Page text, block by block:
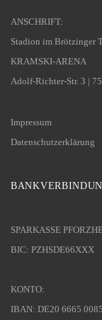
ANSCHRIFT:
Stadion im Brötzinger
KRAMSKI-ARENA
Adolf-Richter-Str. 3 |
Impressum
Datenschutzerklärung
SPARKASSE
BIC: PZHSDE66XXX
KONTO:
IBAN: DE20 6665